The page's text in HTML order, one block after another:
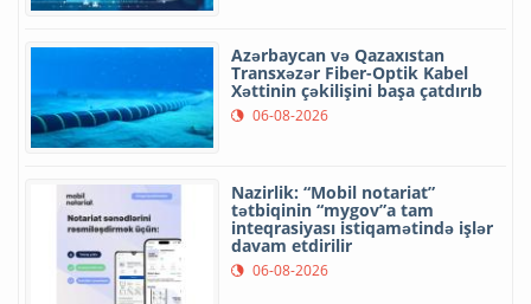
Azərbaycan və Qazaxıstan
Transxəzər Fiber-Optik Kabel
Xəttinin çəkilişini başa çatdırıb
06-08-2026
Nazirlik: “Mobil notariat”
tətbiqinin “mygov”a tam
inteqrasiyası istiqamətində işlər
davam etdirilir
06-08-2026